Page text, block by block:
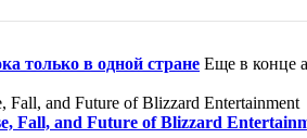
только в одной стране Еще в конце
Fall, and Future of Blizzard